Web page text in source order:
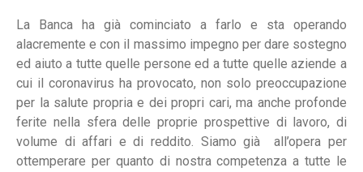
La Banca ha già cominciato a farlo e sta operando
alacremente e con il massimo impegno per dare sostegno
ed aiuto a tutte quelle persone ed a tutte quelle aziende a
cui il coronavirus ha provocato, non solo preoccupazione
per la salute propria e dei propri cari, ma anche profonde
ferite nella sfera delle proprie prospettive di lavoro, di
volume di affari e di reddito. Siamo già all’opera per
ottemperare per quanto di nostra competenza a tutte le